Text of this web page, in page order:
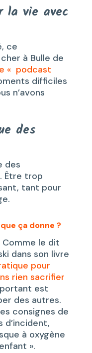
la vie avec
ce
à Bulle de
« podcast
difficiles
n’avons
des
des
Être trop
tant pour
ça donne ?
Comme le dit
dans son livre
pour
rien sacrifier
est
des autres.
consignes de
d’incident,
à oxygène
».